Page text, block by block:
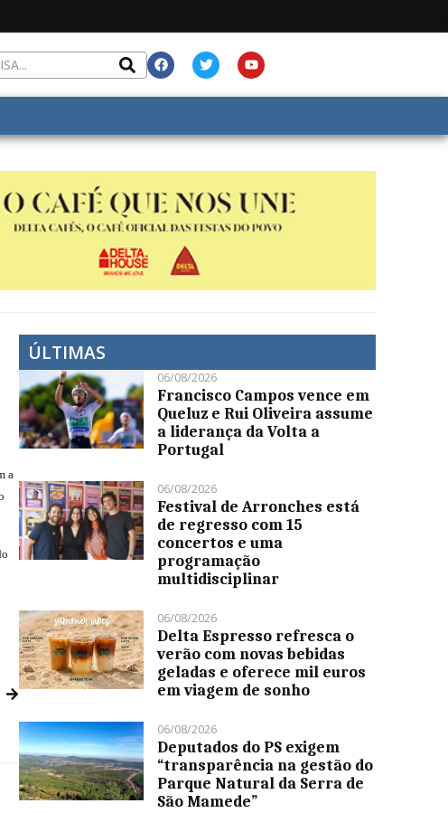
a
ÚLTIMAS
06/08/2026
Francisco Campos vence em
Queluz e Rui Oliveira assume
a liderança da Volta a
Portugal
06/08/2026
Festival de Arronches está
de regresso com 15
concertos e uma
programação
multidisciplinar
06/08/2026
Delta Espresso refresca o
verão com novas bebidas
geladas e oferece mil euros
em viagem de sonho
06/08/2026
Deputados do PS exigem
“transparência na gestão do
Parque Natural da Serra de
São Mamede”